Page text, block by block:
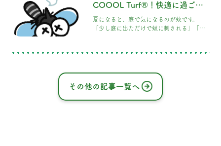
へと生まれ変わりました。 施工前のお庭 施
ました。 砂利は雑草対策として効果があり
ますが、小さなお子さまが走り回ったり、
COOOL Turf®！快適に過ごせ
る庭づくり
夏になると、庭で気になるのが蚊です。
「少し庭に出ただけで蚊に刺される」「子
いでしょうか。 岸和田市で蚊対策を考える
なく、蚊が発生しにくく、身を隠しにくい
庭の環境をつくることも大切です。 今回
は、庭に蚊が集まりやすくなる原因と、
COOOL Turf®を取り入れた快適な庭づく
その他の記事一覧へ